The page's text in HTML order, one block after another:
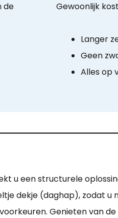
de
Gewoonlijk
Langer
Geen
Alles op
u een structurele
dekje (daghap), zodat u
Genieten van